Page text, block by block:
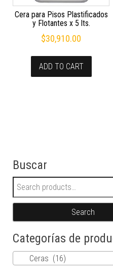
Cera para Pisos Plastificados
y Flotantes x 5 lts.
$30,910.00
ADD TO CART
Buscar
Search for:
Search
Categorías de
Ceras (16)